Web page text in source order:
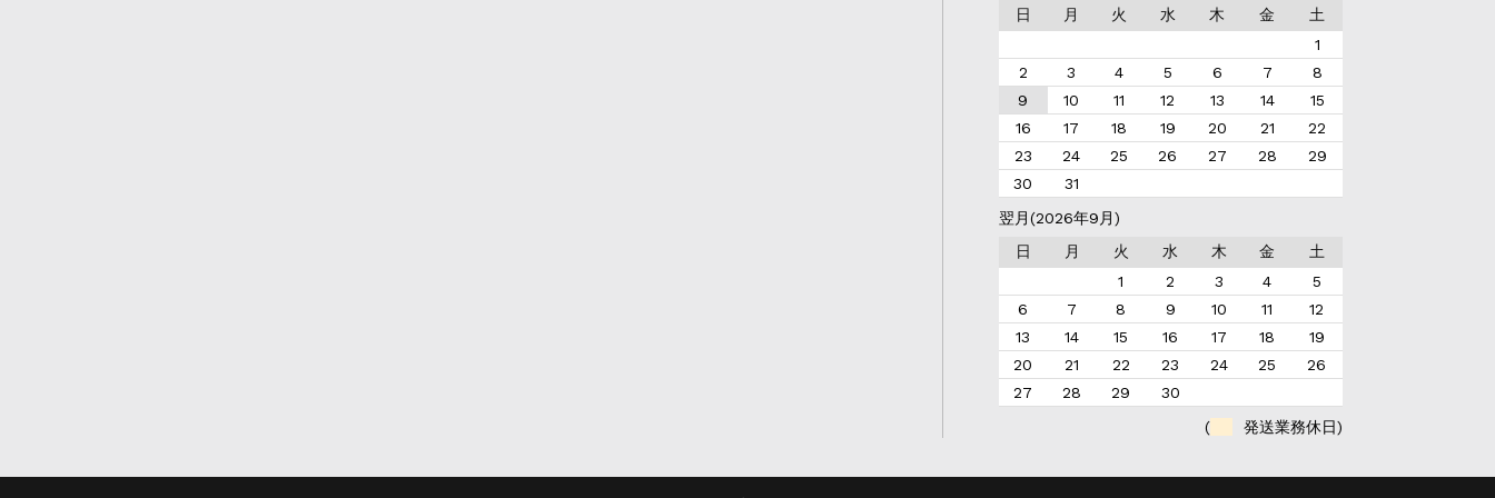
日 月 火 水 木 金
土
1
2
3 4 5 6 7
8
9
10 11 12 13 14
15
16
17 18 19 20 21
22
23
24 25 26 27 28
29
30
31
翌月(2026年9月)
日
月 火 水 木 金
土
1
2 3 4
5
6
7 8 9 10 11
12
13
14 15 16 17 18
19
20
21 22 23 24 25
26
27
28 29
30
(
発送業務休日)